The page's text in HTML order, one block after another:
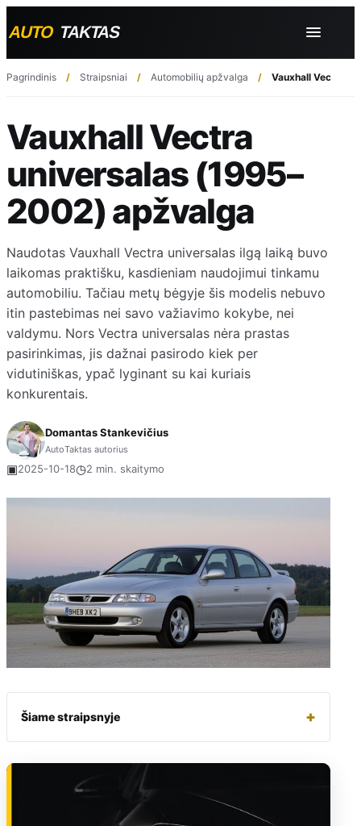
Pagrindinis Straipsniai Automobilių apžvalga Vauxhall Vectra
Vauxhall Vectra
universalas (1995–
2002) apžvalga
Naudotas Vauxhall Vectra universalas ilgą laiką buvo
laikomas praktišku, kasdieniam naudojimui tinkamu
automobiliu. Tačiau metų bėgyje šis modelis nebuvo
itin pastebimas nei savo važiavimo kokybe, nei
valdymu. Nors Vectra universalas nėra prastas
pasirinkimas, jis dažnai pasirodo kiek per
vidutiniškas, ypač lyginant su kai kuriais
konkurentais.
Domantas Stankevičius
AutoTaktas autorius
▣2025-10-18◷2 min. skaitymo
Šiame straipsnyje +